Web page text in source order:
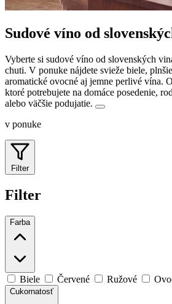
Sudové víno od
Vyberte si sudové víno od slovenských
chuti. V ponuke nájdete svieže biele,
aromatické ovocné aj jemne perlivé vína.
ktoré potrebujete na domáce posedenie,
alebo väčšie podujatie.
v ponuke
Filter
Filter
Farba
Biele Červené Ružové
Cukornatosť